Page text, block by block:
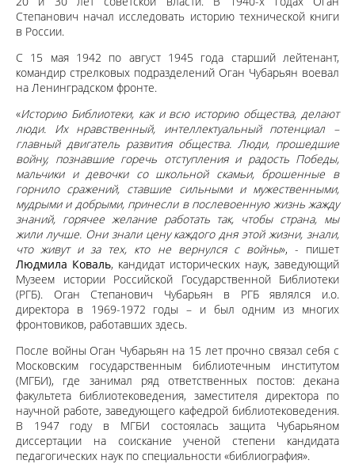
Степанович начал исследовать историю технической книги
в России.
С 15 мая 1942 по август 1945 года старший лейтенант,
командир стрелковых подразделений Оган Чубарьян воевал
на Ленинградском фронте.
«Историю Библиотеки, как и всю историю общества, делают
люди. Их нравственный, интеллектуальный потенциал –
главный двигатель развития общества. Люди, прошедшие
войну, познавшие горечь отступления и радость Победы,
мальчики и девочки со школьной скамьи, брошенные в
горнило сражений, ставшие сильными и мужественными,
мудрыми и добрыми, принесли в послевоенную жизнь жажду
знаний, горячее желание работать так, чтобы страна, мы
жили лучше. Они знали цену каждого дня этой жизни, знали,
что живут и за тех, кто не вернулся с войны», - пишет
Людмила Коваль, кандидат исторических наук, заведующий
Музеем истории Российской Государственной Библиотеки
(РГБ). Оган Степанович Чубарьян в РГБ являлся и.о.
директора в 1969-1972 годы – и был одним из многих
фронтовиков, работавших здесь.
После войны Оган Чубарьян на 15 лет прочно связал себя с
Московским государственным библиотечным институтом
(МГБИ), где занимал ряд ответственных постов: декана
факультета библиотековедения, заместителя директора по
научной работе, заведующего кафедрой библиотековедения.
В 1947 году в МГБИ состоялась защита Чубарьяном
диссертации на соискание ученой степени кандидата
педагогических наук по специальности «библиография».